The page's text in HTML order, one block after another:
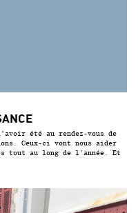
été au rendez-vous de
Ceux-ci vont nous aider
tout au long de l’année. Et